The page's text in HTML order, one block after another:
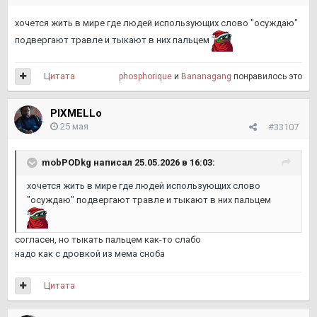
хочется жить в мире где людей использующих слово "осуждаю"
подвергают травле и тыкают в них пальцем
phosphorique и Bananagang понравилось это
Цитата
PIXMELLo
#33107
25 мая
mobPODkg написал 25.05.2026 в 16:03:
хочется жить в мире где людей использующих слово
"осуждаю" подвергают травле и тыкают в них пальцем
согласен, но тыкать пальцем как-то слабо
надо как с дровкой из мема сноба
Цитата